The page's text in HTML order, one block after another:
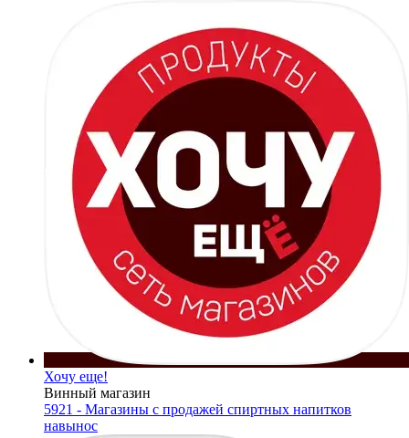
Хочу еще!
Винный магазин
5921 - Магазины с продажей спиртных напитков
навынос